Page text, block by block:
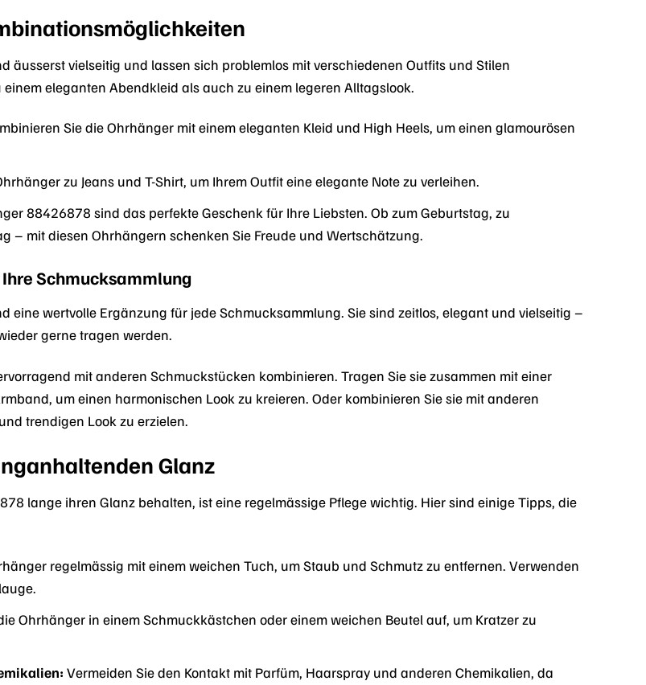
äusserst vielseitig und lassen sich problemlos mit verschiedenen Outfits und Stilen
eleganten Abendkleid als auch zu einem legeren Alltagslook.
Sie die Ohrhänger mit einem eleganten Kleid und High Heels, um einen glamourösen
zu Jeans und T-Shirt, um Ihrem Outfit eine elegante Note zu verleihen.
88426878 sind das perfekte Geschenk für Ihre Liebsten. Ob zum Geburtstag, zu
– mit diesen Ohrhängern schenken Sie Freude und Wertschätzung.
Schmucksammlung
eine wertvolle Ergänzung für jede Schmucksammlung. Sie sind zeitlos, elegant und vielseitig –
gerne tragen werden.
mit anderen Schmuckstücken kombinieren. Tragen Sie sie zusammen mit einer
um einen harmonischen Look zu kreieren. Oder kombinieren Sie sie mit anderen
trendigen Look zu erzielen.
Glanz
lange ihren Glanz behalten, ist eine regelmässige Pflege wichtig. Hier sind einige Tipps, die
regelmässig mit einem weichen Tuch, um Staub und Schmutz zu entfernen. Verwenden
Ohrhänger in einem Schmuckkästchen oder einem weichen Beutel auf, um Kratzer zu
Vermeiden Sie den Kontakt mit Parfüm, Haarspray und anderen Chemikalien, da